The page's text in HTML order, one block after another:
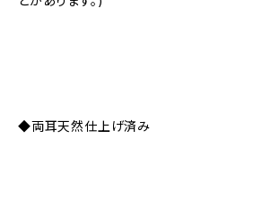
◆両耳天然仕上げ済み